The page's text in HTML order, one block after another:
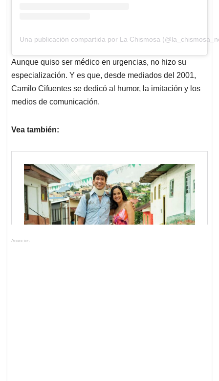
Una publicación compartida por La Chismosa
Aunque quiso ser médico en urgencias, no hizo su
especialización. Y es que, desde mediados del 2001,
Camilo Cifuentes se dedicó al humor, la imitación y los
medios de comunicación.
Vea también:
Anuncios.